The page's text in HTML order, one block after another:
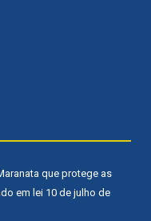
que protege as
em lei 10 de julho de